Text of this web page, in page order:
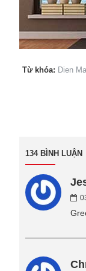
Từ khóa: Dien
134 BÌNH LUẬN